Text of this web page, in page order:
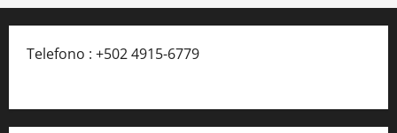
Telefono : +502 4915-6779